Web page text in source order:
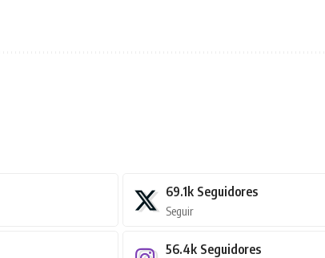
69.1k Seguidores
Seguir
56.4k Seguidores